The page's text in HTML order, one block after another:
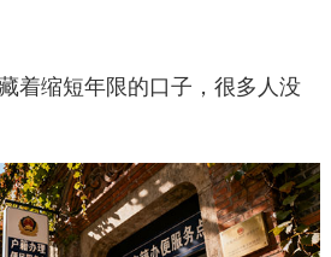
缩短年限的口子，很多人没